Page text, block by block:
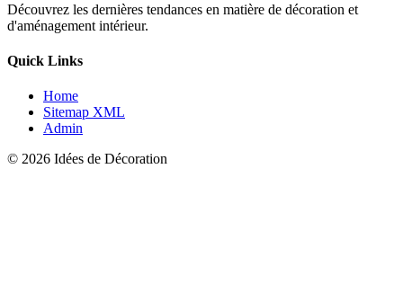
Découvrez les dernières tendances en matière de décoration et
d'aménagement intérieur.
Quick Links
Home
Sitemap XML
Admin
© 2026 Idées de Décoration